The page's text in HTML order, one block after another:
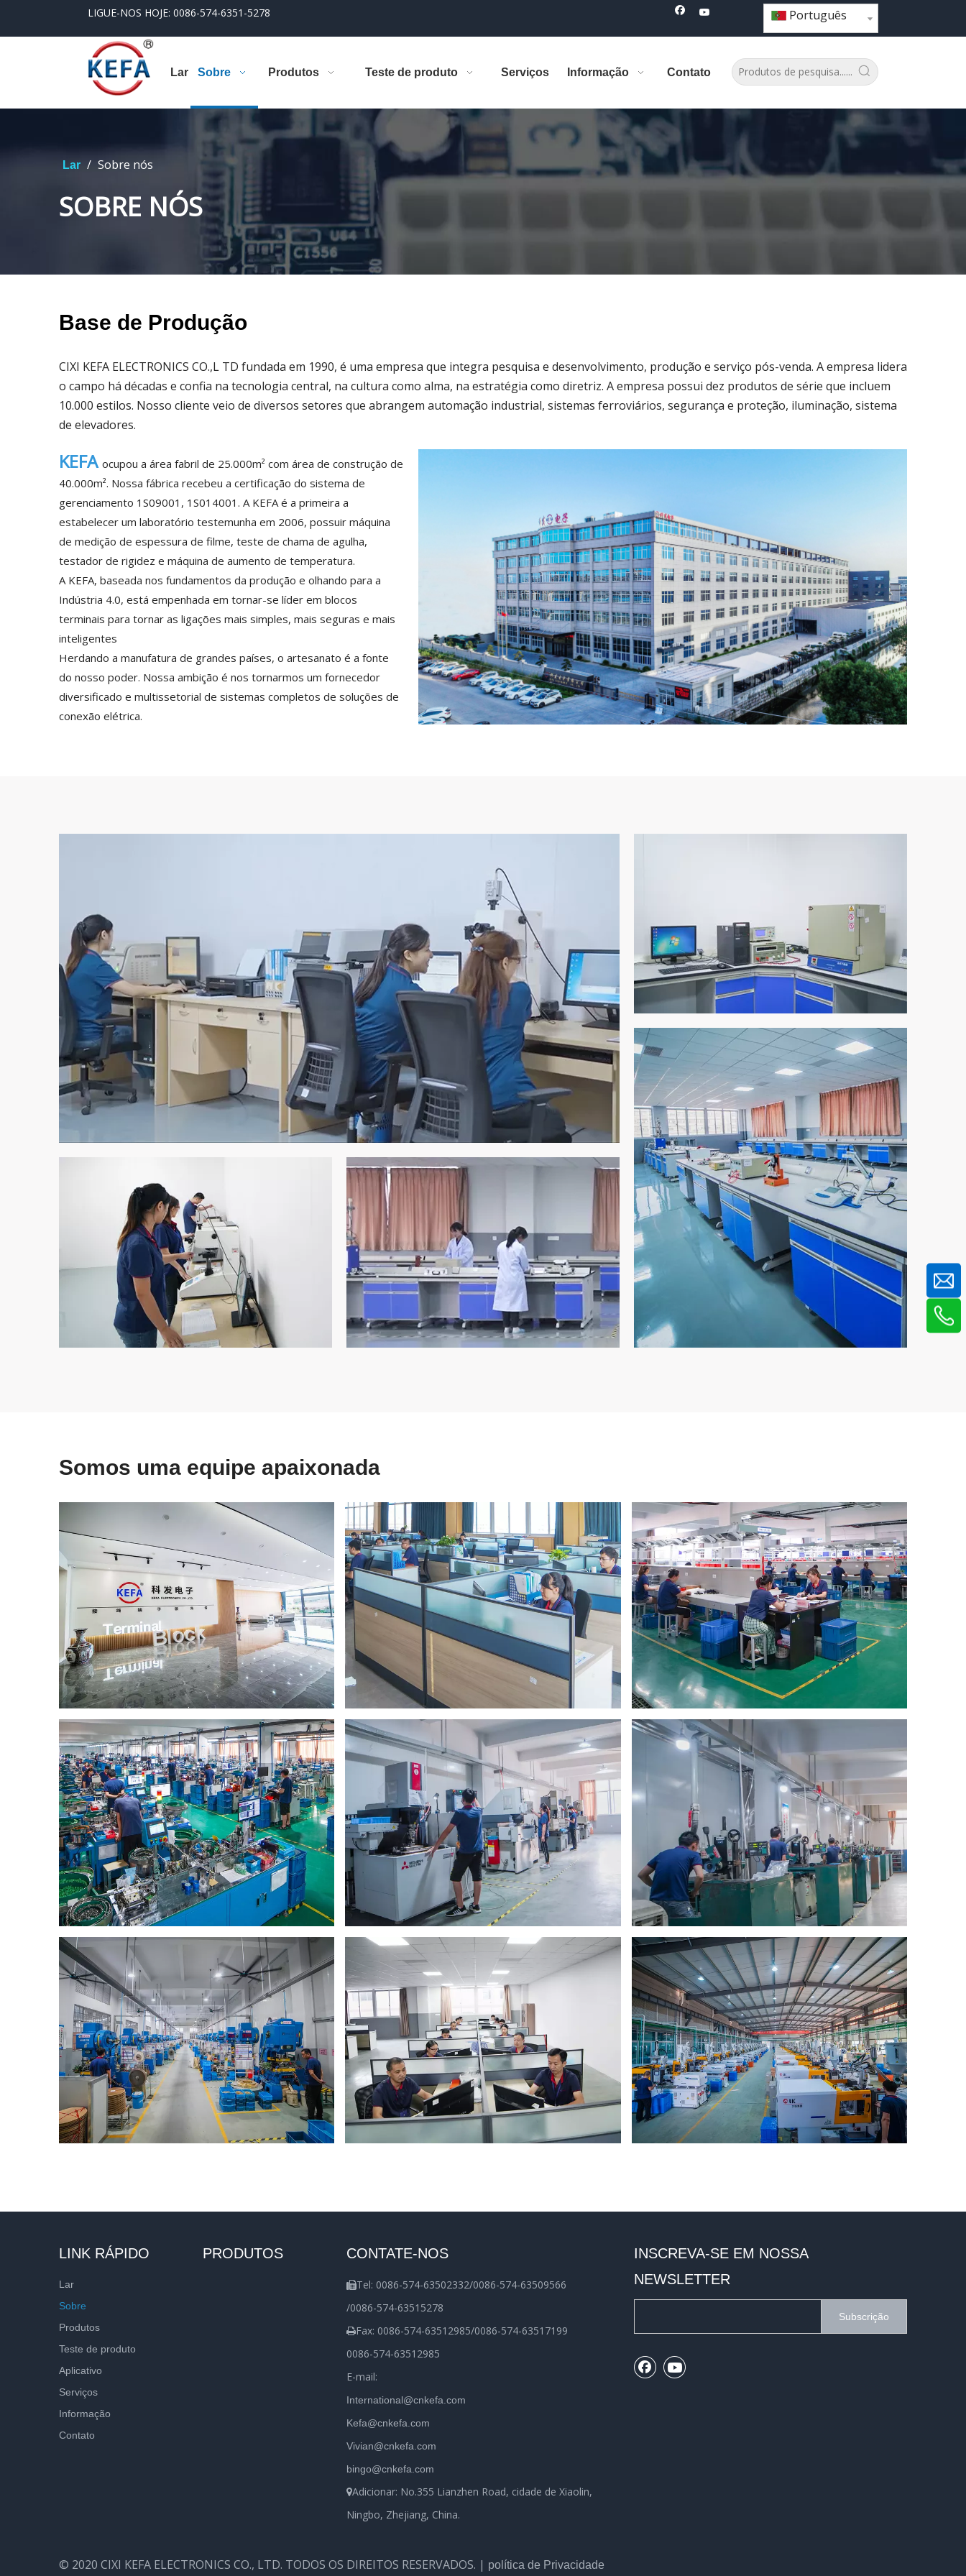
LIGUE-NOS HOJE: 0086-574-6351-5278 Português
Lar Sobre Produtos Teste de produto Serviços Informação Contato
Lar / Sobre nós
SOBRE NÓS
Base de Produção
CIXI KEFA ELECTRONICS CO.,L TD fundada em 1990, é uma empresa que integra pesquisa e desenvolvimento, produção e serviço pós-venda. A empresa lidera
o campo há décadas e confia na tecnologia central, na cultura como alma, na estratégia como diretriz. A empresa possui dez produtos de série que incluem
10.000 estilos. Nosso cliente veio de diversos setores que abrangem automação industrial, sistemas ferroviários, segurança e proteção, iluminação, sistema
de elevadores.
KEFA ocupou a área fabril de 25.000m² com área de construção de
40.000m². Nossa fábrica recebeu a certificação do sistema de
gerenciamento 1S09001, 1S014001. A KEFA é a primeira a
estabelecer um laboratório testemunha em 2006, possuir máquina
de medição de espessura de filme, teste de chama de agulha,
testador de rigidez e máquina de aumento de temperatura.
A KEFA, baseada nos fundamentos da produção e olhando para a
Indústria 4.0, está empenhada em tornar-se líder em blocos
terminais para tornar as ligações mais simples, mais seguras e mais
inteligentes
Herdando a manufatura de grandes países, o artesanato é a fonte
do nosso poder. Nossa ambição é nos tornarmos um fornecedor
diversificado e multissetorial de sistemas completos de soluções de
conexão elétrica.
Somos uma equipe apaixonada
LINK RÁPIDO
Lar
Sobre
Produtos
Teste de produto
Aplicativo
Serviços
Informação
Contato
PRODUTOS CONTATE-NOS
Tel: 0086-574-63502332/0086-574-63509566
/0086-574-63515278
Fax: 0086-574-63512985/0086-574-63517199
0086-574-63512985
E-mail:
International@cnkefa.com
Kefa@cnkefa.com
Vivian@cnkefa.com
bingo@cnkefa.com
Adicionar: No.355 Lianzhen Road, cidade de Xiaolin,
Ningbo, Zhejiang, China.
INSCREVA-SE EM NOSSA
NEWSLETTER
Subscrição
© 2020 CIXI KEFA ELECTRONICS CO., LTD. TODOS OS DIREITOS RESERVADOS. | política de Privacidade